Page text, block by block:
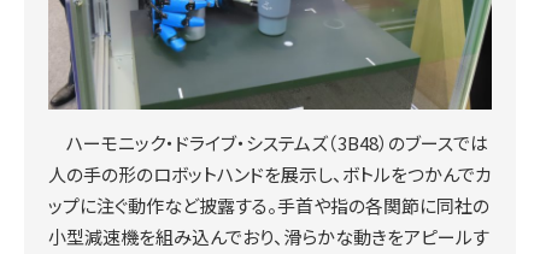
ハーモニック・ドライブ・システムズ（3B48）のブースでは
人の手の形のロボットハンドを展示し、ボトルをつかんでカ
ップに注ぐ動作など披露する。手首や指の各関節に同社の
小型減速機を組み込んでおり、滑らかな動きをアピールす